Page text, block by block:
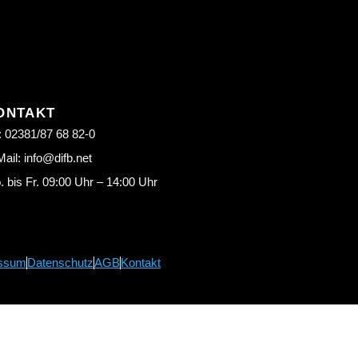
02381/87 68 82-0
info@difb.net
bis Fr. 09:00 Uhr – 14:00 Uhr
DatenschutzAGBKontakt